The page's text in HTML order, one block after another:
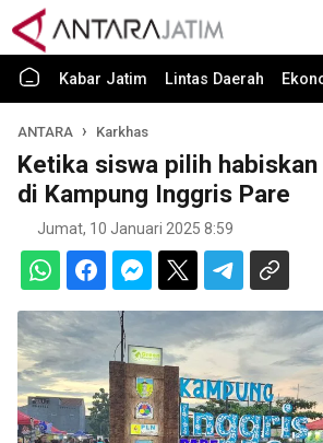
Kabar Jatim Lintas Daerah
ANTARA Karkhas
Ketika siswa pilih
di Kampung Inggris Pare
Jumat, 10 Januari 2025 8:59